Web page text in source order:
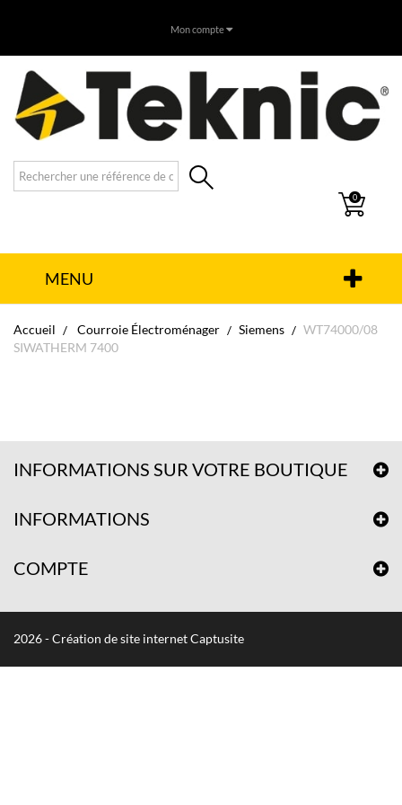
Mon compte
0
MENU
Accueil Courroie Électroménager Siemens
WT74000/08
SIWATHERM 7400
INFORMATIONS SUR VOTRE BOUTIQUE
INFORMATIONS
COMPTE
2026 - Création de site internet Captusite